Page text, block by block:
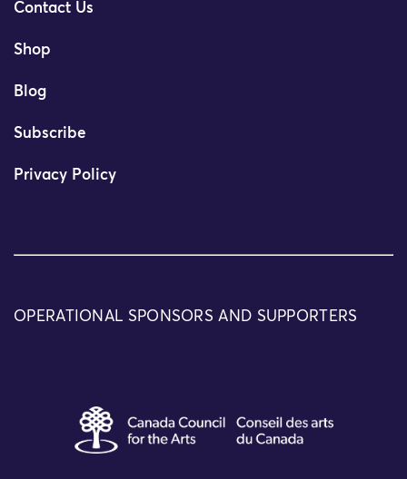
Contact Us
Shop
Blog
Subscribe
Privacy Policy
OPERATIONAL SPONSORS AND SUPPORTERS